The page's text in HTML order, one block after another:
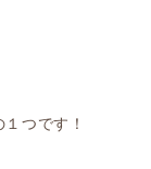
つです！